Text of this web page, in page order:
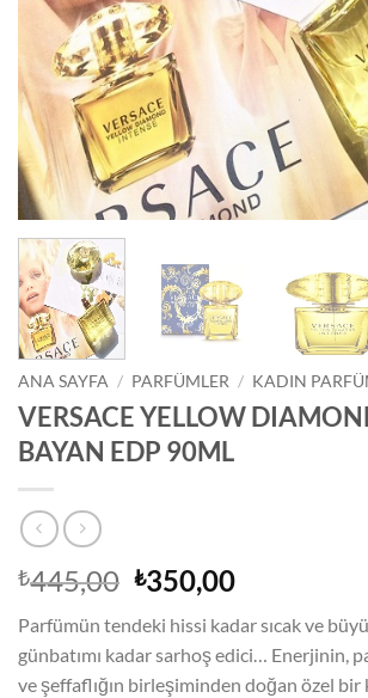
ANA SAYFA / PARFÜMLER / KADIN
VERSACE YELLOW
BAYAN EDP 90ML
₺445,00 Orijinal
fiyat:
₺445,00.
₺350,00Şu
fiyat:
₺350,00.
Parfümün tendeki hissi kadar sıcak ve
günbatımı kadar sarhoş edici… Enerjinin,
ve şeffaflığın birleşiminden doğan özel bir